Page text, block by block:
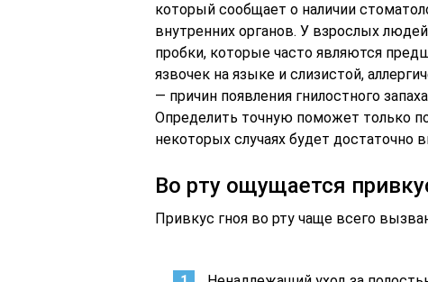
который сообщает о наличии
внутренних органов. У взрослых
пробки, которые часто являются
язвочек на языке и слизистой,
— причин появления гнилостного
Определить точную поможет только
некоторых случаях будет достаточно
Во рту ощущается
Привкус гноя во рту чаще всего